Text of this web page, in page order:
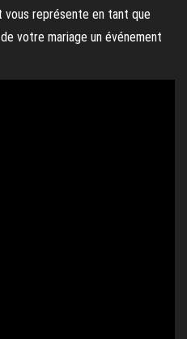
vous représente en tant que
votre mariage un événement